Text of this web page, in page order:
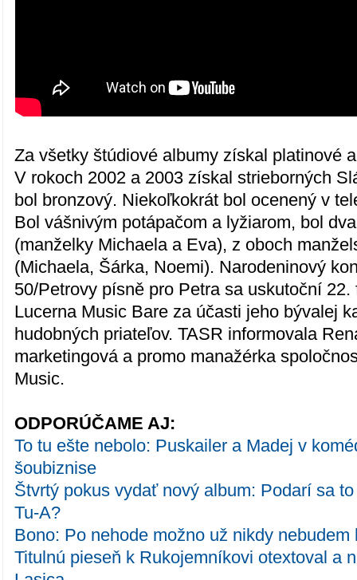
Za všetky štúdiové albumy získal platinové
V rokoch 2002 a 2003 získal strieborných
bol bronzový. Niekoľkokrát bol ocenený v
Bol vášnivým potápačom a lyžiarom, bol
(manželky Michaela a Eva), z oboch
(Michaela, Šárka, Noemi). Narodeninový
50/Petrovy písně pro Petra sa uskutoční
Lucerna Music Bare za účasti jeho bývalej
hudobných priateľov. TASR informovala
marketingová a promo manažérka
Music.
ODPORÚČAME AJ:
To tu ešte nebolo: Puskailer a Madej v
šoubiznise
Štvrtý pokus vydať nový album: Podarí sa
Tu-A?
Bono: Po nehode možno už nikdy nebudem
Titulnú pieseň k Rukojemníkovi otextoval a